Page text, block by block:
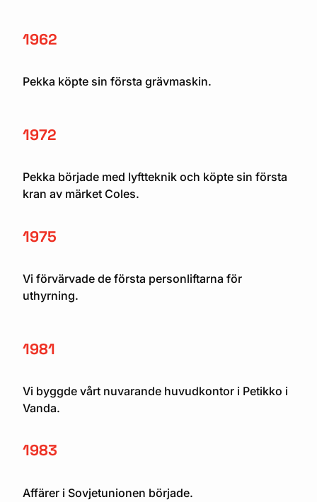
1962
Pekka köpte sin första grävmaskin.
1972
Pekka började med lyftteknik och köpte sin första
kran av märket Coles.
1975
Vi förvärvade de första personliftarna för
uthyrning.
1981
Vi byggde vårt nuvarande huvudkontor i Petikko i
Vanda.
1983
Affärer i Sovjetunionen började.